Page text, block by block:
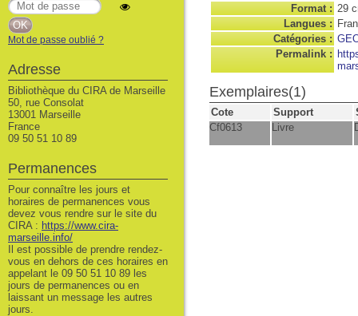
Format : 29
Langues :
Catégories :
Permalink :
Exemplaires(1)
Cote Support
Cf0613
Livre
Mot de passe oublié ?
Adresse
Bibliothèque du CIRA de Marseille
50, rue Consolat
13001 Marseille
France
09 50 51 10 89
Permanences
Pour connaître les jours et
horaires de permanences vous
devez vous rendre sur le site du
CIRA : https://www.cira-
marseille.info/
Il est possible de prendre rendez-
vous en dehors de ces horaires en
appelant le 09 50 51 10 89 les
jours de permanences ou en
laissant un message les autres
jours.